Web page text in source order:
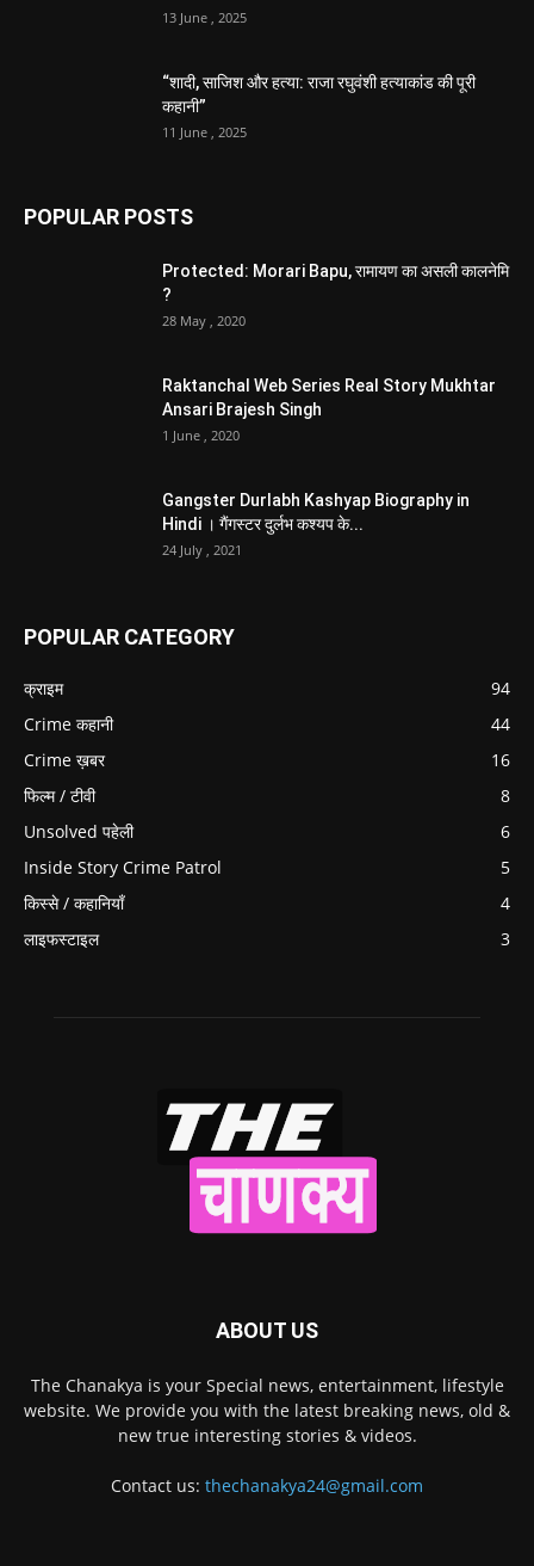
13 June , 2025
“शादी, साजिश और हत्या: राजा रघुवंशी हत्याकांड की पूरी
कहानी”
11 June , 2025
POPULAR POSTS
Protected: Morari Bapu, रामायण का असली कालनेमि
?
28 May , 2020
Raktanchal Web Series Real Story Mukhtar
Ansari Brajesh Singh
1 June , 2020
Gangster Durlabh Kashyap Biography in
Hindi । गैंगस्टर दुर्लभ कश्यप के...
24 July , 2021
POPULAR CATEGORY
क्राइम
94
Crime कहानी
44
Crime ख़बर
16
फिल्म / टीवी
8
Unsolved पहेली
6
Inside Story Crime Patrol
5
किस्से / कहानियाँ
4
लाइफस्टाइल
3
ABOUT US
The Chanakya is your Special news, entertainment, lifestyle
website. We provide you with the latest breaking news, old &
new true interesting stories & videos.
Contact us: thechanakya24@gmail.com